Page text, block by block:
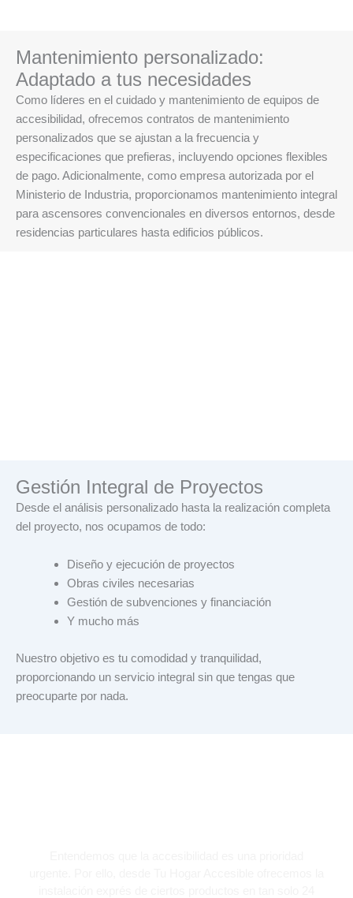
Mantenimiento personalizado:
Adaptado a tus necesidades
Como líderes en el cuidado y mantenimiento de equipos de
accesibilidad, ofrecemos contratos de mantenimiento
personalizados que se ajustan a la frecuencia y
especificaciones que prefieras, incluyendo opciones flexibles
de pago. Adicionalmente, como empresa autorizada por el
Ministerio de Industria, proporcionamos mantenimiento integral
para ascensores convencionales en diversos entornos, desde
residencias particulares hasta edificios públicos.
Gestión Integral de Proyectos
Desde el análisis personalizado hasta la realización completa
del proyecto, nos ocupamos de todo:
Diseño y ejecución de proyectos
Obras civiles necesarias
Gestión de subvenciones y financiación
Y mucho más
Nuestro objetivo es tu comodidad y tranquilidad,
proporcionando un servicio integral sin que tengas que
preocuparte por nada.